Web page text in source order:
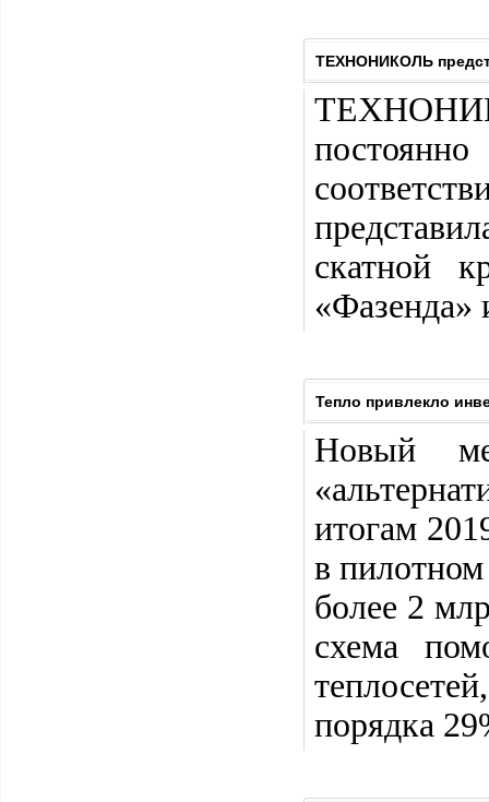
ТЕХНОНИКОЛЬ
скатной
«Фазенда»
Тепло привлекло
Новый
итогам
в пилотном
более 2
схема
порядка